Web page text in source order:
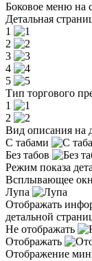
Боковое меню на
Детальная
1
2
3
4
5
Тип торгового
1
2
Вид описания на
С табами
Без табов
Режим показа
Всплывающее
Лупа
Отображать
детальной
Не отображать
Отображать
Отображение